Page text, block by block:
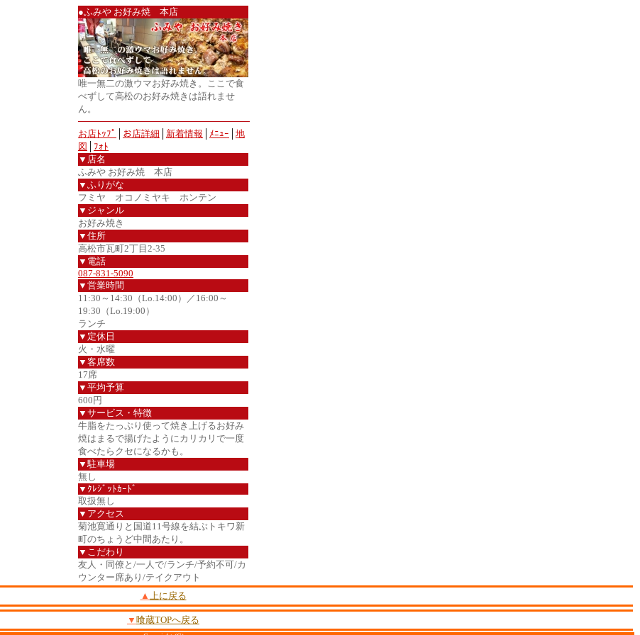
●ふみや お好み焼 本店
唯一無二の激ウマお好み焼き。ここで食
べずして高松のお好み焼きは語れませ
ん。
お店ﾄｯﾌﾟ お店詳細 新着情報 ﾒﾆｭｰ
地
図
ﾌｫﾄ
▼店名
ふみや お好み焼 本店
▼ふりがな
フミヤ オコノミヤキ ホンテン
▼ジャンル
お好み焼き
▼住所
高松市瓦町2丁目2-35
▼電話
087-831-5090
▼営業時間
11:30～14:30（Lo.14:00）／16:00～
19:30（Lo.19:00）
ランチ
▼定休日
火・水曜
▼客席数
17席
▼平均予算
600円
▼サービス・特徴
牛脂をたっぷり使って焼き上げるお好み
焼はまるで揚げたようにカリカリで一度
食べたらクセになるかも。
▼駐車場
無し
▼ｸﾚｼﾞｯﾄｶｰﾄﾞ
取扱無し
▼アクセス
菊池寛通りと国道11号線を結ぶトキワ新
町のちょうど中間あたり。
▼こだわり
友人・同僚と/一人で/ランチ/予約不可/カ
ウンター席あり/テイクアウト
▲ 上に戻る
▼ 喰蔵TOPへ戻る